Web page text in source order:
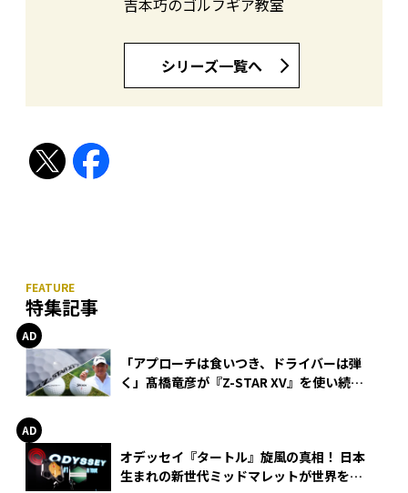
吉本巧のゴルフギア教室
シリーズ一覧へ
特集記事
「アプローチは食いつき、ドライバーは弾
く」髙橋竜彦が『Z-STAR XV』を使い続け
オデッセイ『タートル』旋風の真相！ 日本
生まれの新世代ミッドマレットが世界を席